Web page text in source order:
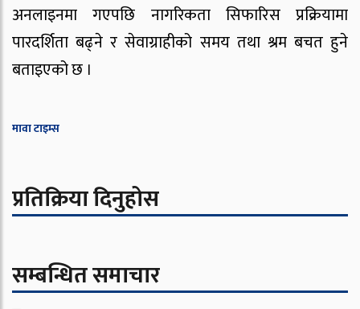
अनलाइनमा गएपछि नागरिकता सिफारिस प्रक्रियामा
पारदर्शिता बढ्ने र सेवाग्राहीको समय तथा श्रम बचत हुने
बताइएको छ ।
मावा टाइम्स
प्रतिक्रिया दिनुहोस
सम्बन्धित समाचार